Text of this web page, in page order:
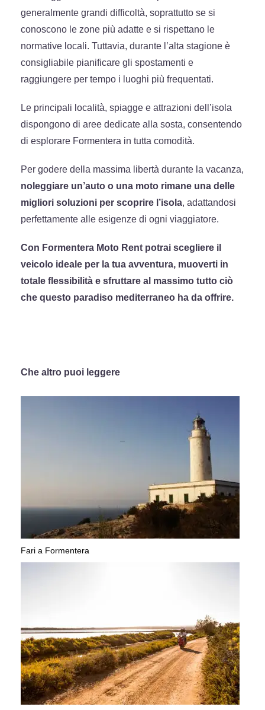
generalmente grandi difficoltà, soprattutto se si
conoscono le zone più adatte e si rispettano le
normative locali. Tuttavia, durante l’alta stagione è
consigliabile pianificare gli spostamenti e
raggiungere per tempo i luoghi più frequentati.
Le principali località, spiagge e attrazioni dell’isola
dispongono di aree dedicate alla sosta, consentendo
di esplorare Formentera in tutta comodità.
Per godere della massima libertà durante la vacanza,
noleggiare un’auto o una moto rimane una delle
migliori soluzioni per scoprire l’isola, adattandosi
perfettamente alle esigenze di ogni viaggiatore.
Con Formentera Moto Rent potrai scegliere il
veicolo ideale per la tua avventura, muoverti in
totale flessibilità e sfruttare al massimo tutto ciò
che questo paradiso mediterraneo ha da offrire.
Che altro puoi leggere
Fari a Formentera